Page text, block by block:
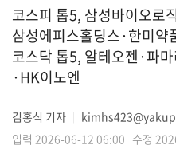
코스피 톱5, 삼성바이오로
삼성에피스홀딩스·한미약
코스닥 톱5, 알테오젠·파
·HK이노엔
김홍식 기자
입력 2026-06-12 06:00 수정